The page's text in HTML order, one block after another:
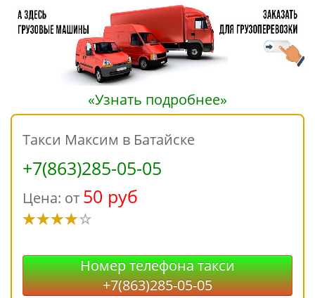
«Узнать подробнее»
Такси Максим в Батайске
+7(863)285-05-05
Цена: от 50 руб
Номер телефона такси
+7(863)285-05-05